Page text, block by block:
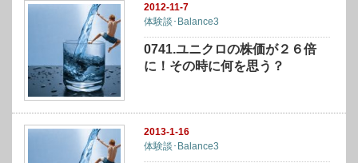
2012-11-7
体験談･Balance3
0741.ユニクロの株価が２６倍
に！その時に何を思う？
2013-1-16
体験談･Balance3